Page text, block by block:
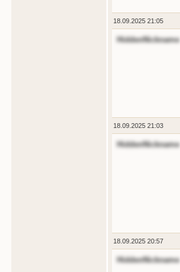
18.09.2025 21:05
HiddenNickname
18.09.2025 21:03
HiddenNickname
18.09.2025 20:57
HiddenNickname